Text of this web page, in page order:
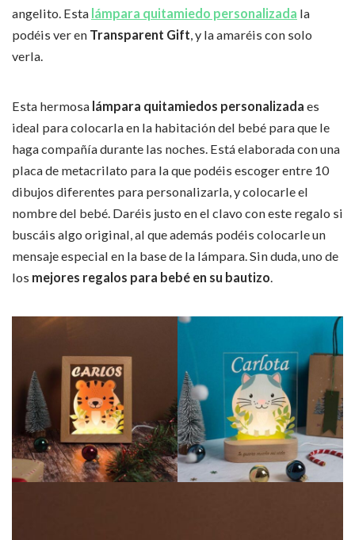
angelito. Esta lámpara quitamiedo personalizada la
podéis ver en Transparent Gift , y la amaréis con solo
verla.
Esta hermosa lámpara quitamiedos personalizada es
ideal para colocarla en la habitación del bebé para que le
haga compañía durante las noches. Está elaborada con una
placa de metacrilato para la que podéis escoger entre 10
dibujos diferentes para personalizarla, y colocarle el
nombre del bebé. Daréis justo en el clavo con este regalo si
buscáis algo original, al que además podéis colocarle un
mensaje especial en la base de la lámpara. Sin duda, uno de
los mejores regalos para bebé en su bautizo